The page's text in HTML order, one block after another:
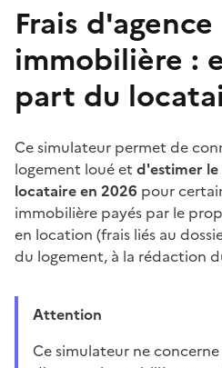
Frais d'agence
immobilière :
part du
Ce simulateur permet de
logement loué et d'estimer
locataire en 2026 pour
immobilière payés par le
en location (frais liés au
du logement, à la rédaction
Attention
Ce simulateur ne